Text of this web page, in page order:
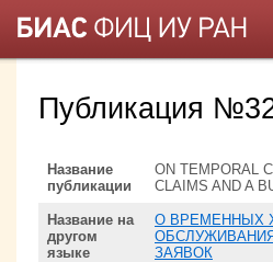
Публикация
Название
публикации
ON TEMPORAL
CLAIMS AND A
Название на
другом
языке
О ВРЕМЕННЫХ
ЗАЯВОК